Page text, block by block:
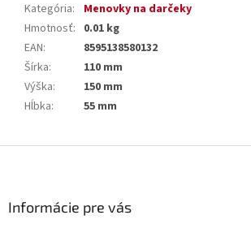
Kategória:
Menovky na darčeky
Hmotnosť: 0.01 kg
EAN:
8595138580132
Šírka:
110 mm
Výška:
150 mm
Hĺbka: 55 mm
Informácie pre vás